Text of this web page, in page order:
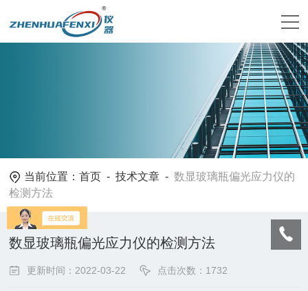
当前位置：首页 -技术文章 -数显玻璃瓶偏光应力仪的
检测方法
数显玻璃瓶偏光应力仪的检测方法
更新时间：2022-03-22 点击次数：1732